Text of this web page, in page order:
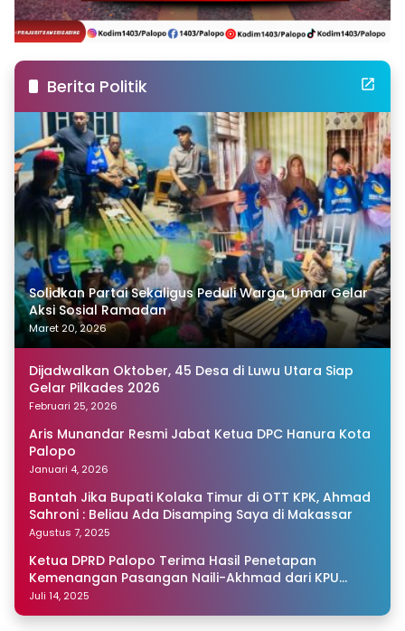
Berita Politik
Solidkan Partai Sekaligus Peduli Warga, Umar Gelar
Aksi Sosial Ramadan
Maret 20, 2026
Dijadwalkan Oktober, 45 Desa di Luwu Utara Siap
Gelar Pilkades 2026
Februari 25, 2026
Aris Munandar Resmi Jabat Ketua DPC Hanura Kota
Palopo
Januari 4, 2026
Bantah Jika Bupati Kolaka Timur di OTT KPK, Ahmad
Sahroni : Beliau Ada Disamping Saya di Makassar
Agustus 7, 2025
Ketua DPRD Palopo Terima Hasil Penetapan
Kemenangan Pasangan Naili-Akhmad dari KPU
Sulsel
Juli 14, 2025